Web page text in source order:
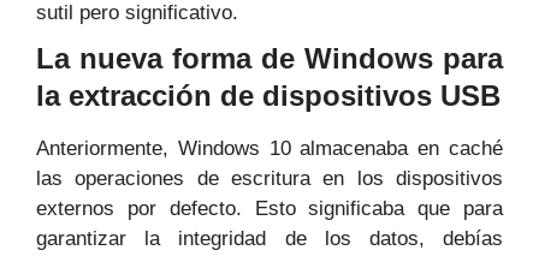
sutil pero significativo.
La nueva forma de Windows para
la extracción de dispositivos USB
Anteriormente, Windows 10 almacenaba en caché
las operaciones de escritura en los dispositivos
externos por defecto. Esto significaba que para
garantizar la integridad de los datos, debías